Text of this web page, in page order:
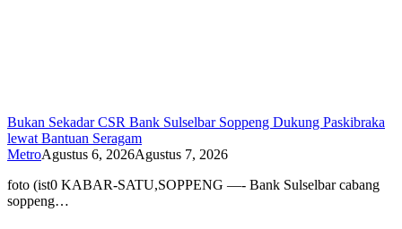
Bukan Sekadar CSR Bank Sulselbar Soppeng Dukung Paskibraka
lewat Bantuan Seragam
MetroAgustus 6, 2026Agustus 7, 2026
foto (ist0 KABAR-SATU,SOPPENG —- Bank Sulselbar cabang
soppeng…